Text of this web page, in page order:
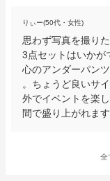
りぃー(50代・女性)
思わず写真を撮り
3点セットはいかが
心のアンダーパン
。ちょうど良いサ
外でイベントを楽
間で盛り上がれます
全